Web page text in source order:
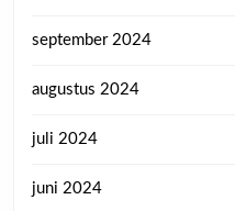
september 2024
augustus 2024
juli 2024
juni 2024